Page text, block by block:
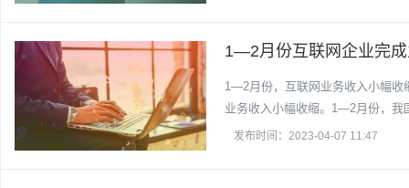
1—2月份互联网企业完
1—2月份，互联网业务收入小幅收
业务收入小幅收缩。1—2月份，我
发布时间：2023-04-07 11:47